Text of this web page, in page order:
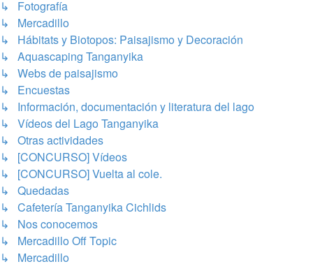
↳ Fotografía
↳ Mercadillo
↳ Hábitats y Biotopos: Paisajismo y Decoración
↳ Aquascaping Tanganyika
↳ Webs de paisajismo
↳ Encuestas
↳ Información, documentación y literatura del lago
↳ Vídeos del Lago Tanganyika
↳ Otras actividades
↳ [CONCURSO] Vídeos
↳ [CONCURSO] Vuelta al cole.
↳ Quedadas
↳ Cafetería Tanganyika Cichlids
↳ Nos conocemos
↳ Mercadillo Off Topic
↳ Mercadillo